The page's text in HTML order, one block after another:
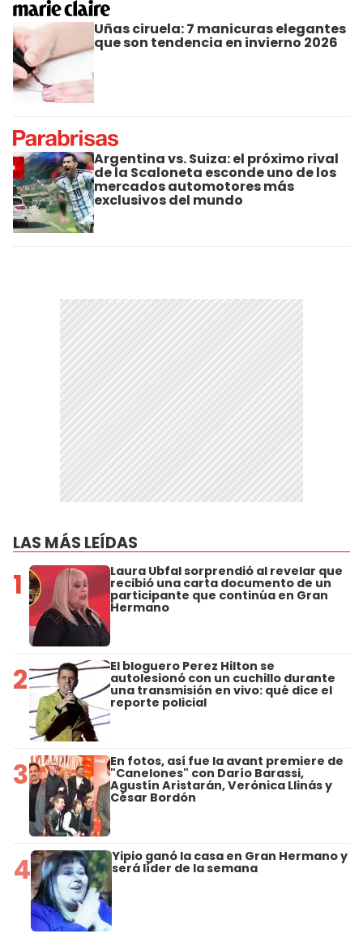
Uñas ciruela: 7 manicuras elegantes
que son tendencia en invierno 2026
Argentina vs. Suiza: el próximo rival
de la Scaloneta esconde uno de los
mercados automotores más
exclusivos del mundo
LAS MÁS LEÍDAS
1 Laura Ubfal sorprendió al revelar que
recibió una carta documento de un
participante que continúa en Gran
Hermano
2 El bloguero Perez Hilton se
autolesionó con un cuchillo durante
una transmisión en vivo: qué dice el
reporte policial
3 En fotos, así fue la avant premiere de
"Canelones" con Darío Barassi,
Agustín Aristarán, Verónica Llinás y
César Bordón
4 Yipio ganó la casa en Gran Hermano y
será líder de la semana